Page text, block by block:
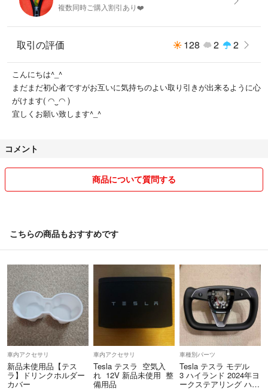
複数同時ご購入割引あり❤️
取引の評価 128 2 2
こんにちは^_^
まだまだ初心者ですがお互いに気持ちのよい取り引きが出来るように心
がけます( ◠‿◠ )
宜しくお願い致します^_^
コメント
商品について質問する
こちらの商品もおすすめです
車内アクセサリ
新品未使用品【テス
ラ】ドリンクホルダー
カバー
車内アクセサリ
Tesla テスラ 空気入
れ 12V 新品未使用 整
備用品
車種別パーツ
Tesla テスラ モデル
3 ハイランド 2024年ヨ
ークステアリング ハン